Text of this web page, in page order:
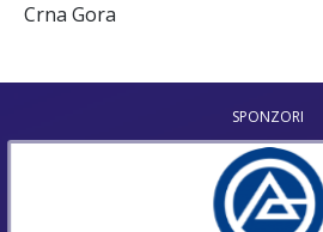
Crna Gora
SPONZORI